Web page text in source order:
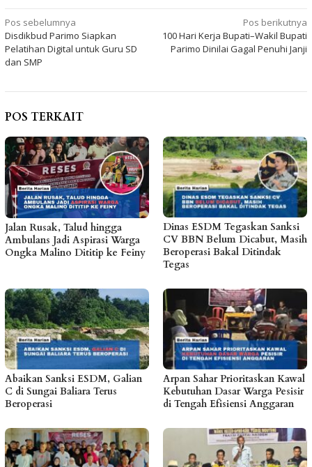
Navigasi
pos
Pos sebelumnya
Disdikbud Parimo Siapkan
Pelatihan Digital untuk Guru SD
dan SMP
Pos berikutnya
100 Hari Kerja Bupati–Wakil Bupati
Parimo Dinilai Gagal Penuhi Janji
POS TERKAIT
Jalan Rusak, Talud hingga
Ambulans Jadi Aspirasi Warga
Ongka Malino Dititip ke Feiny
Dinas ESDM Tegaskan Sanksi
CV BBN Belum Dicabut, Masih
Beroperasi Bakal Ditindak
Tegas
Abaikan Sanksi ESDM, Galian
C di Sungai Baliara Terus
Beroperasi
Arpan Sahar Prioritaskan Kawal
Kebutuhan Dasar Warga Pesisir
di Tengah Efisiensi Anggaran